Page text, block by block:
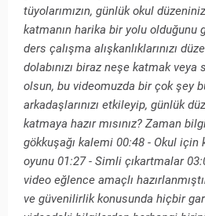
tüyolarımızın, günlük okul
katmanın harika bir yolu olduğunu
ders çalışma alışkanlıklarınızı
dolabınızı biraz neşe katmak
olsun, bu videomuzda bir çok şey
arkadaşlarınızı etkileyip, günlük
katmaya hazır mısınız? Zaman
gökkuşağı kalemi 00:48 - Okul için
oyunu 01:27 - Simli çıkartmalar
video eğlence amaçlı
ve güvenilirlik konusunda hiçbir